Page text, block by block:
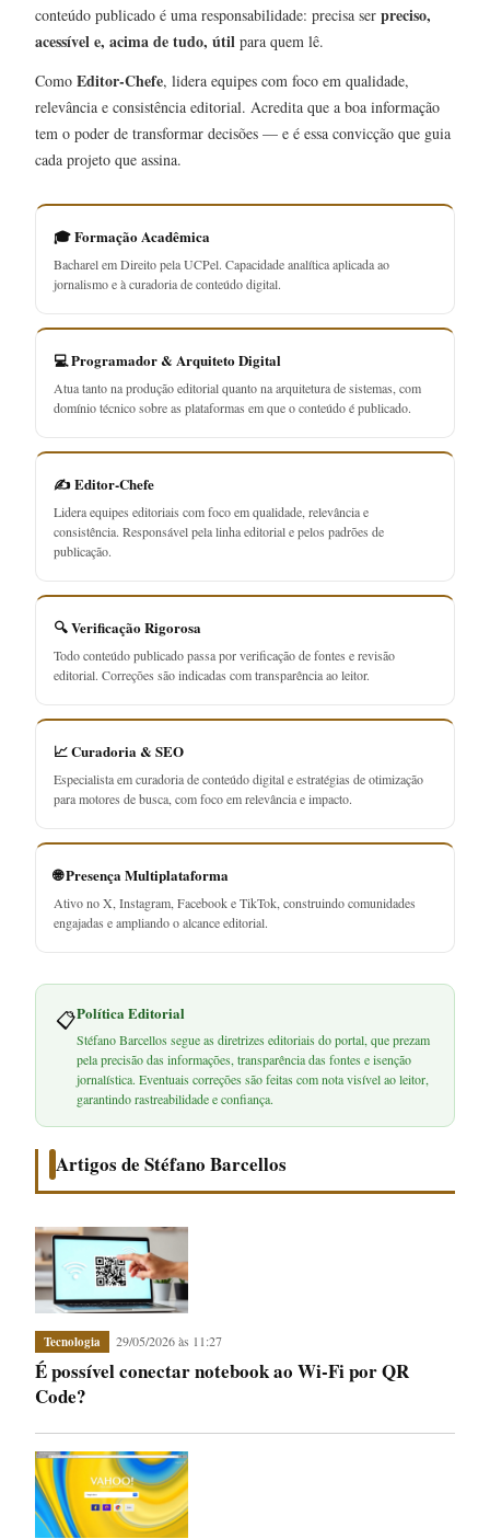
conteúdo publicado é uma responsabilidade: precisa ser preciso,
acessível e, acima de tudo, útil para quem lê.
Como Editor-Chefe, lidera equipes com foco em qualidade,
relevância e consistência editorial. Acredita que a boa informação
tem o poder de transformar decisões — e é essa convicção que guia
cada projeto que assina.
🎓 Formação Acadêmica
Bacharel em Direito pela UCPel. Capacidade analítica aplicada ao
jornalismo e à curadoria de conteúdo digital.
💻 Programador & Arquiteto Digital
Atua tanto na produção editorial quanto na arquitetura de sistemas, com
domínio técnico sobre as plataformas em que o conteúdo é publicado.
✍️ Editor-Chefe
Lidera equipes editoriais com foco em qualidade, relevância e
consistência. Responsável pela linha editorial e pelos padrões de
publicação.
🔍 Verificação Rigorosa
Todo conteúdo publicado passa por verificação de fontes e revisão
editorial. Correções são indicadas com transparência ao leitor.
📈 Curadoria & SEO
Especialista em curadoria de conteúdo digital e estratégias de otimização
para motores de busca, com foco em relevância e impacto.
🌐 Presença Multiplataforma
Ativo no X, Instagram, Facebook e TikTok, construindo comunidades
engajadas e ampliando o alcance editorial.
📋Política Editorial
Stéfano Barcellos segue as diretrizes editoriais do portal, que prezam
pela precisão das informações, transparência das fontes e isenção
jornalística. Eventuais correções são feitas com nota visível ao leitor,
garantindo rastreabilidade e confiança.
Artigos de Stéfano Barcellos
Tecnologia 29/05/2026 às 11:27
É possível conectar notebook ao Wi‑Fi por QR
Code?